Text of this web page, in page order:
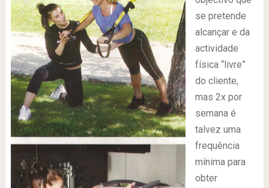
se pretende
alcançar e da
actividade
física “livre”
do cliente,
mas 2x por
semana é
talvez uma
frequência
mínima para
obter